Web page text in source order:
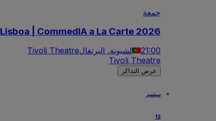
جمعة
Lisboa | CommedIA a La Carte 2026
21:00 لشبونة, البرتغالTivoli Theatre
Tivoli Theatre
عرض التذاكر
سبتمبر
12